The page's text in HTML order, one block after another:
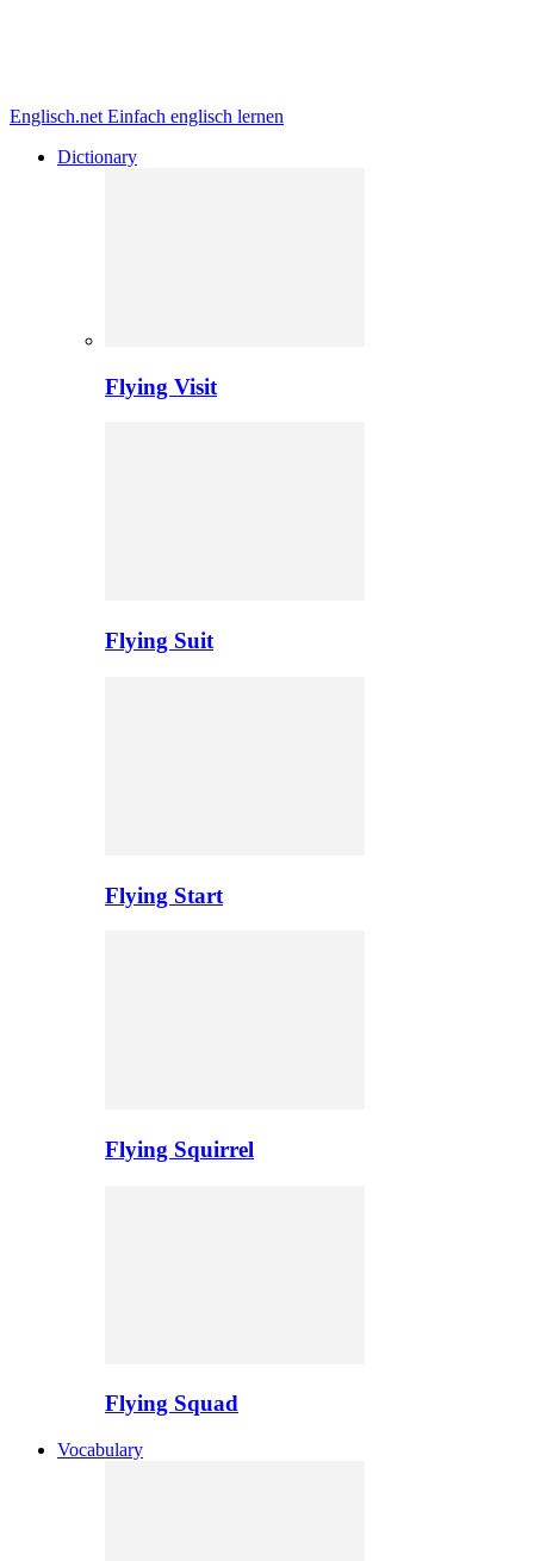
Englisch.net Einfach englisch lernen
Dictionary
Flying Visit
Flying Suit
Flying Start
Flying Squirrel
Flying Squad
Vocabulary